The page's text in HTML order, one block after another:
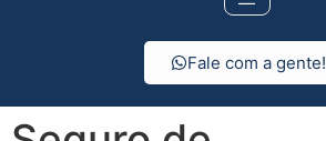
Fale com a gente!